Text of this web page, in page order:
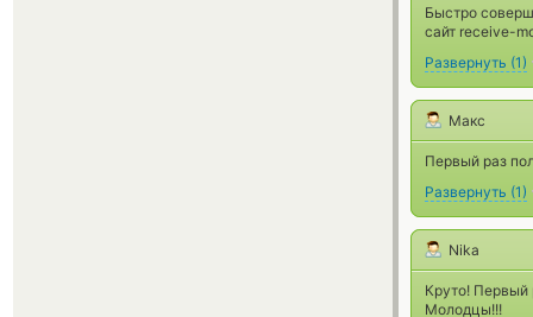
Быстро
сайт receive-
Развернуть (1)
Макс
Первый раз
Развернуть (1)
Nika
Круто! Первый
Молодцы!!!